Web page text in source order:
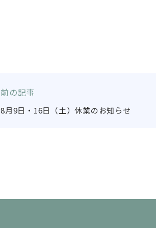
前の記事
8月9日・16日（土）休業のお知らせ